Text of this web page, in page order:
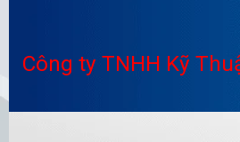
Công ty TNHH Kỹ